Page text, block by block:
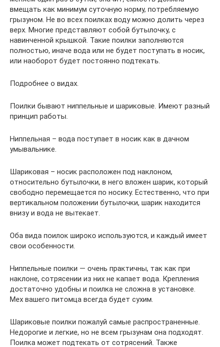
вмещать как минимум суточную норму, потребляемую
грызуном. Не во всех поилках воду можно долить через
верх. Многие представляют собой бутылочку, с
навинченной крышкой. Такие поилки заполняются
полностью, иначе вода или не будет поступать в носик,
или наоборот будет постоянно подтекать.
Подробнее о видах.
Поилки бывают ниппельные и шариковые. Имеют разный
принцип работы.
Ниппельная – вода поступает в носик как в дачном
умывальнике.
Шариковая – носик расположен под наклоном,
относительно бутылочки, в него вложен шарик, который
свободно перемещается по носику. Естественно, что при
вертикальном положении бутылочки, шарик находится
внизу и вода не вытекает.
Оба вида поилок широко используются, и каждый имеет
свои особенности.
Ниппельные поилки — очень практичны, так как при
наклоне, сотрясении из них не капает вода. Крепления
достаточно удобны и поилка не сложна в установке.
Мех вашего питомца всегда будет сухим.
Шариковые поилки пожалуй самые распространенные.
Недорогие и легкие, но не всем грызунам она подходят.
Поилка может подтекать от сотрясений. Также